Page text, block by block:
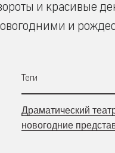
и красивые
и
Теги
Драматический
новогодние